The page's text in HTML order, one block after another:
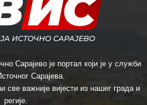
Сарајево је портал који је у служби
Сарајева.
важније вијести из нашег града и
регије.